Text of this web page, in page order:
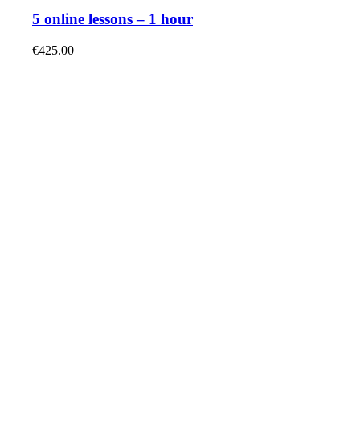
5 online lessons – 1 hour
€425.00